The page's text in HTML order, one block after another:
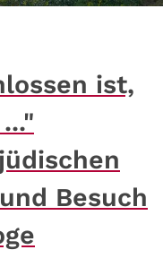
ist,
Besuch